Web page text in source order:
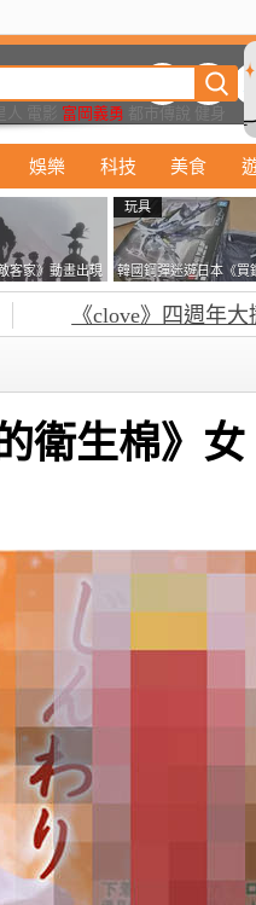
富岡義勇
娛樂 科技 美食
客家》動畫出現
誰？你是不是忘
玩具
韓國鋼彈迷遊日本《買
塞不進行李箱》網友們
益提供解方了……
《clove》四週年大
衛生棉》女